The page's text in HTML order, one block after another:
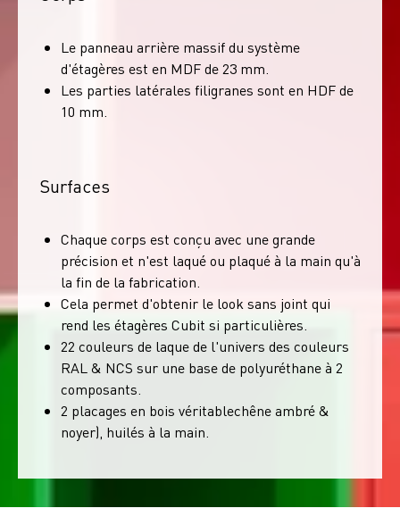
Le panneau arrière massif du système
d'étagères est en MDF de 23 mm.
Les parties latérales filigranes sont en HDF de
10 mm.
Surfaces
Chaque corps est conçu avec une grande
précision et n'est laqué ou plaqué à la main qu'à
la fin de la fabrication.
Cela permet d'obtenir le look sans joint qui
rend les étagères Cubit si particulières.
22 couleurs de laque de l'univers des couleurs
RAL & NCS sur une base de polyuréthane à 2
composants.
2 placages en bois véritablechêne ambré &
noyer), huilés à la main.